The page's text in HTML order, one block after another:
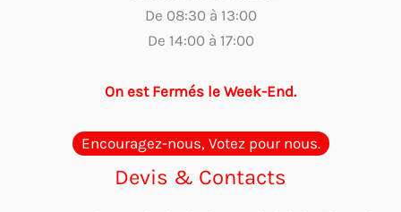
De 08:30 à 13:00
De 14:00 à 17:00
On est Fermés le Week-End.
Encouragez-nous, Votez pour nous.
Devis & Contacts